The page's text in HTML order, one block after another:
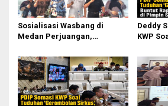
Sosialisasi Wasbang di
Medan Perjuangan,
Perjuangkan Ruang Bermain
Anak
Deddy
KWP
Rapat
Sufmi